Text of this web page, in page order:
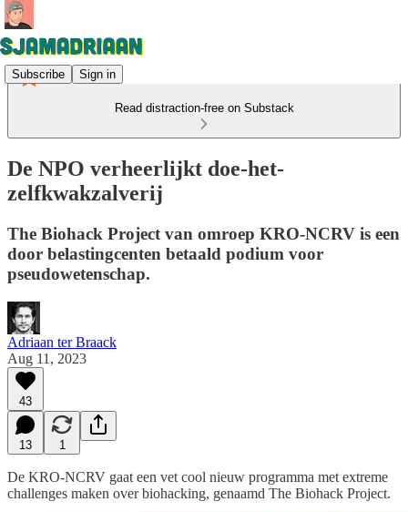
Subscribe Sign in
Read distraction-free on Substack
De NPO verheerlijkt doe-het-
zelfkwakzalverij
The Biohack Project van omroep KRO-NCRV is een
door belastingcenten betaald podium voor
pseudowetenschap.
Adriaan ter Braack
Aug 11, 2023
43
13 1
De KRO-NCRV gaat een vet cool nieuw programma met extreme
challenges maken over biohacking, genaamd The Biohack Project.